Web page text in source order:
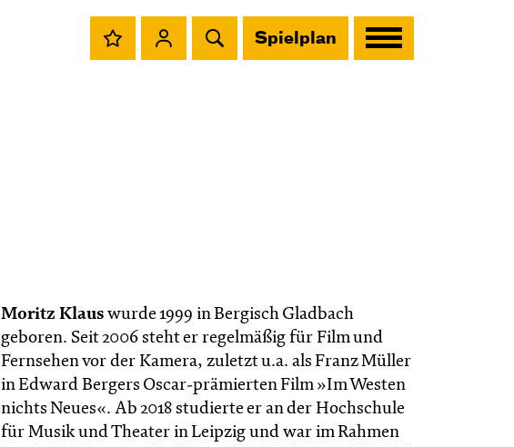
Spielplan
Moritz Klaus wurde 1999 in Bergisch Gladbach
geboren. Seit 2006 steht er regelmäßig für Film und
Fernsehen vor der Kamera, zuletzt u.a. als Franz Müller
in Edward Bergers Oscar-prämierten Film »Im Westen
nichts Neues«. Ab 2018 studierte er an der Hochschule
für Musik und Theater in Leipzig und war im Rahmen